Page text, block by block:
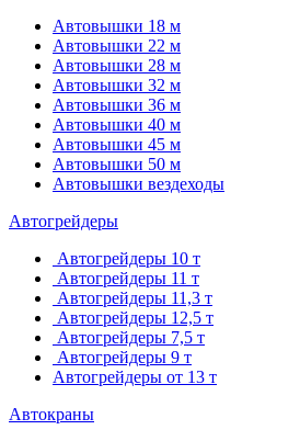
Автовышки 18 м
Автовышки 22 м
Автовышки 28 м
Автовышки 32 м
Автовышки 36 м
Автовышки 40 м
Автовышки 45 м
Автовышки 50 м
Автовышки вездеходы
Автогрейдеры
Автогрейдеры 10 т
Автогрейдеры 11 т
Автогрейдеры 11,3 т
Автогрейдеры 12,5 т
Автогрейдеры 7,5 т
Автогрейдеры 9 т
Автогрейдеры от 13 т
Автокраны